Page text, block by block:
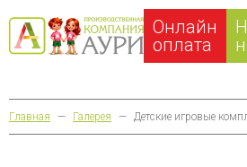
Онлайн
оплата
Главная — Галерея — Детские игровые